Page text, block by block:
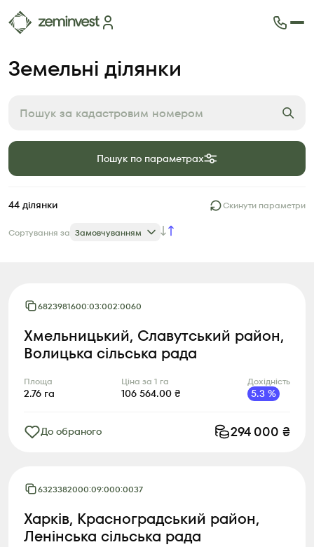
Ділянки
Карта ділянок
Блог
FAQ
Контакти
Земельні ділянки
Пошук по параметрах
44 ділянки Скинути параметри
Сортування за Замовчуванням
6823981600:03:002:0060
Хмельницький, Славутський район,
Волицька сільська рада
Площа
2.76 га
Ціна за 1 га
106 564.00 ₴
Дохідність
5.3 %
До обраного 294 000 ₴
6323382000:09:000:0037
Харків, Красноградський район,
Ленінська сільська рада